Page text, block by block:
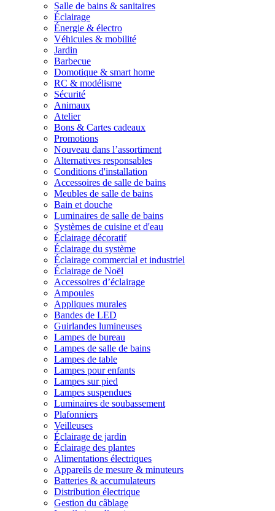
Salle de bains & sanitaires
Éclairage
Énergie & électro
Véhicules & mobilité
Jardin
Barbecue
Domotique & smart home
RC & modélisme
Sécurité
Animaux
Atelier
Bons & Cartes cadeaux
Promotions
Nouveau dans l’assortiment
Alternatives responsables
Conditions d'installation
Accessoires de salle de bains
Meubles de salle de bains
Bain et douche
Luminaires de salle de bains
Systèmes de cuisine et d'eau
Éclairage décoratif
Éclairage du système
Éclairage commercial et industriel
Éclairage de Noël
Accessoires d’éclairage
Ampoules
Appliques murales
Bandes de LED
Guirlandes lumineuses
Lampes de bureau
Lampes de salle de bains
Lampes de table
Lampes pour enfants
Lampes sur pied
Lampes suspendues
Luminaires de soubassement
Plafonniers
Veilleuses
Éclairage de jardin
Éclairage des plantes
Alimentations électriques
Appareils de mesure & minuteurs
Batteries & accumulateurs
Distribution électrique
Gestion du câblage